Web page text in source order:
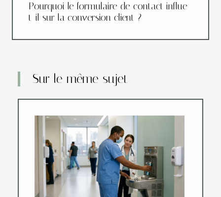
Pourquoi le formulaire de contact influe-
t-il sur la conversion client ?
Sur le même sujet